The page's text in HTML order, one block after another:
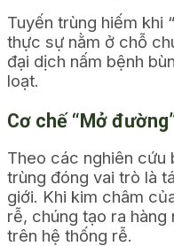
Tuyến trùng hiếm khi
thực sự nằm ở chỗ
đại dịch nấm bệnh
loạt.
Cơ chế “Mở
Theo các nghiên cứu
trùng đóng vai trò là
giới. Khi kim châm
rễ, chúng tạo ra hàng
trên hệ thống rễ.